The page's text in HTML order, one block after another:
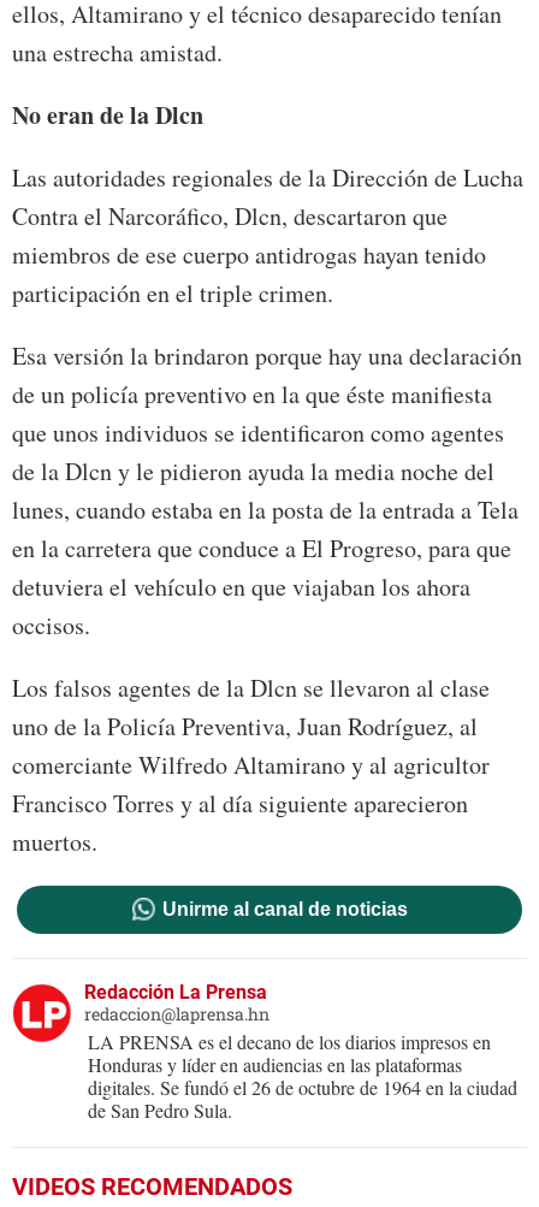
ellos, Altamirano y el técnico desaparecido tenían
una estrecha amistad.
No eran de la Dlcn
Las autoridades regionales de la Dirección de Lucha
Contra el Narcoráfico, Dlcn, descartaron que
miembros de ese cuerpo antidrogas hayan tenido
participación en el triple crimen.
Esa versión la brindaron porque hay una declaración
de un policía preventivo en la que éste manifiesta
que unos individuos se identificaron como agentes
de la Dlcn y le pidieron ayuda la media noche del
lunes, cuando estaba en la posta de la entrada a Tela
en la carretera que conduce a El Progreso, para que
detuviera el vehículo en que viajaban los ahora
occisos.
Los falsos agentes de la Dlcn se llevaron al clase
uno de la Policía Preventiva, Juan Rodríguez, al
comerciante Wilfredo Altamirano y al agricultor
Francisco Torres y al día siguiente aparecieron
muertos.
Unirme al canal de noticias
Redacción La Prensa
redaccion@laprensa.hn
LA PRENSA es el decano de los diarios impresos en
Honduras y líder en audiencias en las plataformas
digitales. Se fundó el 26 de octubre de 1964 en la ciudad
de San Pedro Sula.
VIDEOS RECOMENDADOS